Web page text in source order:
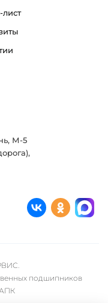
М-5
подшипников
АПК